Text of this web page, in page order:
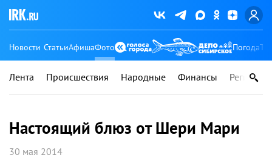
Новости СтатьиАфишаФото Погода
Лента Происшествия Народные Финансы Регионы
Настоящий блюз от Шери Мари
30 мая 2014